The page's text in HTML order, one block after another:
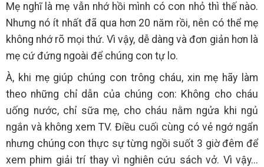
Mẹ nghĩ là mẹ vẫn nhớ hồi mình có con nhỏ thì thế nào.
Nhưng nó ít nhất đã qua hơn 20 năm rồi, nên có thể mẹ
không nhớ rõ mọi thứ. Vì vậy, dễ dàng và đơn giản hơn là
mẹ cứ đứng ngoài để chúng con tự lo.
À, khi mẹ giúp chúng con trông cháu, xin mẹ hãy làm
theo những chỉ dẫn của chúng con: Không cho cháu
uống nước, chỉ sữa mẹ, cho cháu nằm ngửa khi ngủ
ngắn và không xem TV. Điều cuối cùng có vẻ ngớ ngẩn
nhưng chúng con thực sự từng ngồi suốt 3 giờ đêm để
xem phim giải trí thay vì nghiên cứu sách vở. Vì vậy...